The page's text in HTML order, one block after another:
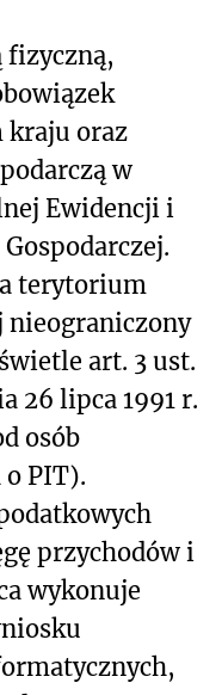
fizyczną,
kraju oraz
w
Ewidencji i
terytorium
nieograniczony
art. 3 ust.
26 lipca 1991 r.
osób
PIT).
przychodów i
wykonuje